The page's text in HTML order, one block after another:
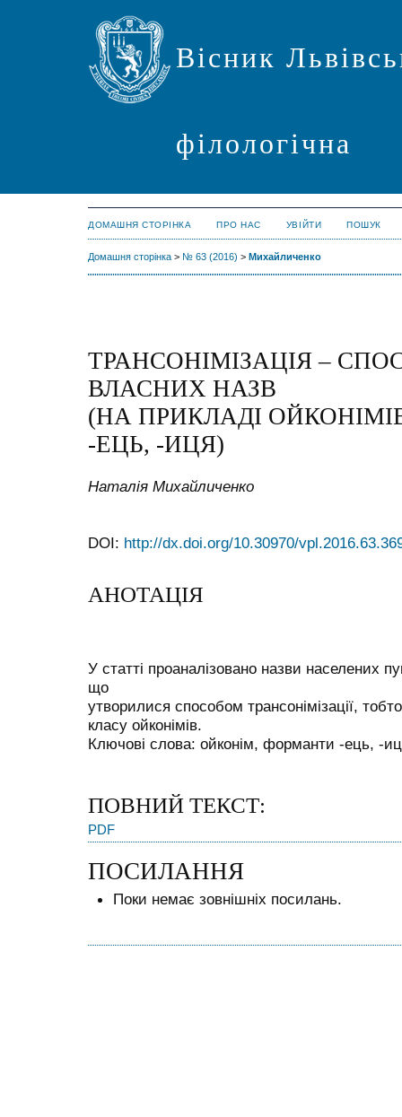
Вісник
філологічна
ДОМАШНЯ СТОРІНКА ПРО НАС УВІЙТИ ПОШУК
Домашня сторінка > № 63 (2016) > Михайличенко
ТРАНСОНІМІЗАЦІЯ –
ВЛАСНИХ НАЗВ
(НА ПРИКЛАДІ
-ЕЦЬ, -ИЦЯ)
Наталія Михайличенко
DOI: http://dx.doi.org/10.30970/
АНОТАЦІЯ
У статті проаналізовано назви населених
що
утворилися способом трансонімізації,
класу ойконімів.
Ключові слова: ойконім, форманти -ець, -
ПОВНИЙ ТЕКСТ:
PDF
ПОСИЛАННЯ
Поки немає зовнішніх посилань.